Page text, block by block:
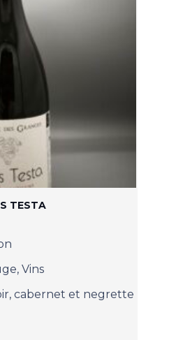
TESTA
, Vins
cabernet et negrette